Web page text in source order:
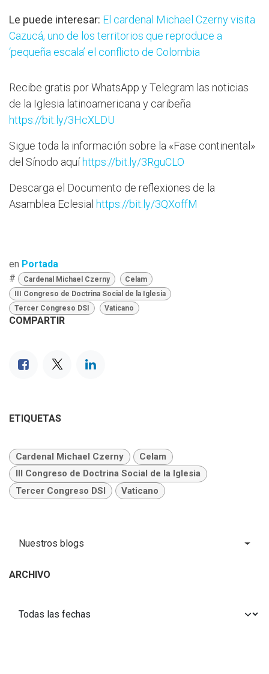
Le puede interesar: El cardenal Michael Czerny visita
Cazucá, uno de los territorios que reproduce a
‘pequeña escala’ el conflicto de Colombia
Recibe gratis por WhatsApp y Telegram las noticias
de la Iglesia latinoamericana y caribeña
https://bit.ly/3HcXLDU
Sigue toda la información sobre la «Fase continental»
del Sínodo aquíhttps://bit.ly/3RguCLO
Descarga el Documento de reflexiones de la
Asamblea Eclesial https://bit.ly/3QXoffM
en Portada
#
Cardenal Michael Czerny
Celam
III Congreso de Doctrina Social de la Iglesia
Tercer Congreso DSI
Vaticano
COMPARTIR
ETIQUETAS
Cardenal Michael Czerny
Celam
III Congreso de Doctrina Social de la Iglesia
Tercer Congreso DSI
Vaticano
Nuestros blogs
ARCHIVO